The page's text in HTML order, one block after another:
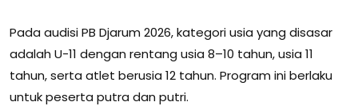
Pada audisi PB Djarum 2026, kategori usia yang disasar
adalah U-11 dengan rentang usia 8–10 tahun, usia 11
tahun, serta atlet berusia 12 tahun. Program ini berlaku
untuk peserta putra dan putri.